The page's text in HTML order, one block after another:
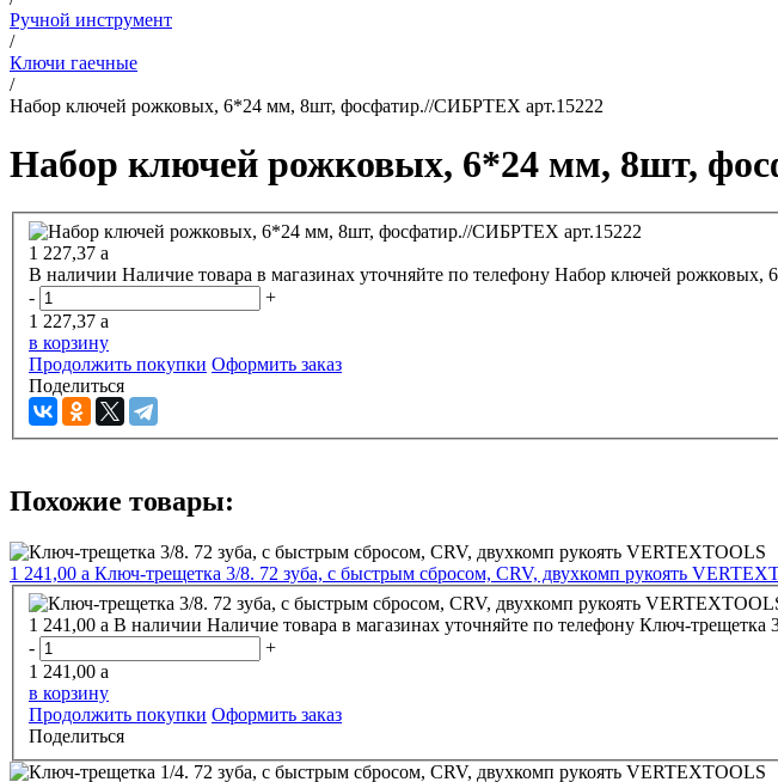
Ручной инструмент
/
Ключи гаечные
/
Набор ключей рожковых, 6*24 мм, 8шт, фосфатир.//СИБРТЕХ арт.15222
Набор ключей рожковых, 6*24 мм, 8шт,
1 227,37 a
В наличии Наличие товара в магазинах уточняйте по телефону Набор ключей рожковых,
-
+
1 227,37 a
в корзину
Продолжить покупки Оформить заказ
Поделиться
Похожие товары:
1 241,00 a Ключ-трещетка 3/8. 72 зуба, с быстрым сбросом, CRV, двухкомп рукоять
1 241,00 a В наличии Наличие товара в магазинах уточняйте по телефону Ключ-трещетка
-
+
1 241,00 a
в корзину
Продолжить покупки Оформить заказ
Поделиться